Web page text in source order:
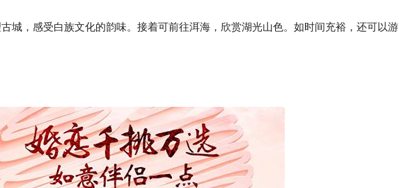
，感受白族文化的韵味。接着可前往洱海，欣赏湖光山色。如时间充裕，还可以游